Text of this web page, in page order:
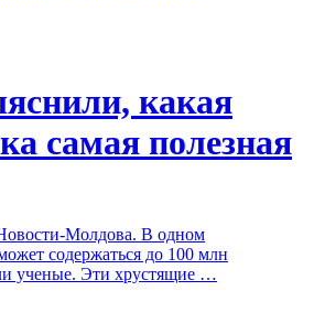
какая
самая полезная
Молдова. В одном
содержаться до 100 млн
ученые. Эти хрустящие …